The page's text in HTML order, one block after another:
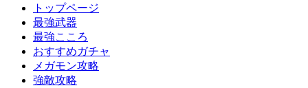
トップページ
最強武器
最強こころ
おすすめガチャ
メガモン攻略
強敵攻略